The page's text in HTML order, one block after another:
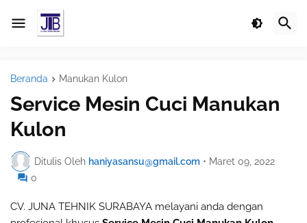
Beranda Manukan Kulon
Service Mesin Cuci Manukan
Kulon
Ditulis Oleh haniyasansu@gmail.com • Maret 09, 2022
0
CV. JUNA TEHNIK SURABAYA melayani anda dengan